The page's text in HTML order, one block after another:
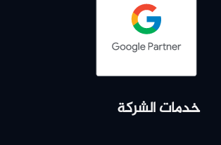
خدمات الشركة